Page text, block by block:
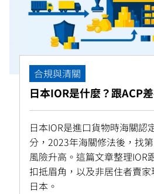
合規與清關
日本IOR是什麼？跟ACP差
日本IOR是進口貨物時海關認
分，2023年海關修法後，找
風險升高。這篇文章整理IOR
扣抵眉角，以及非居住者賣家
日本。